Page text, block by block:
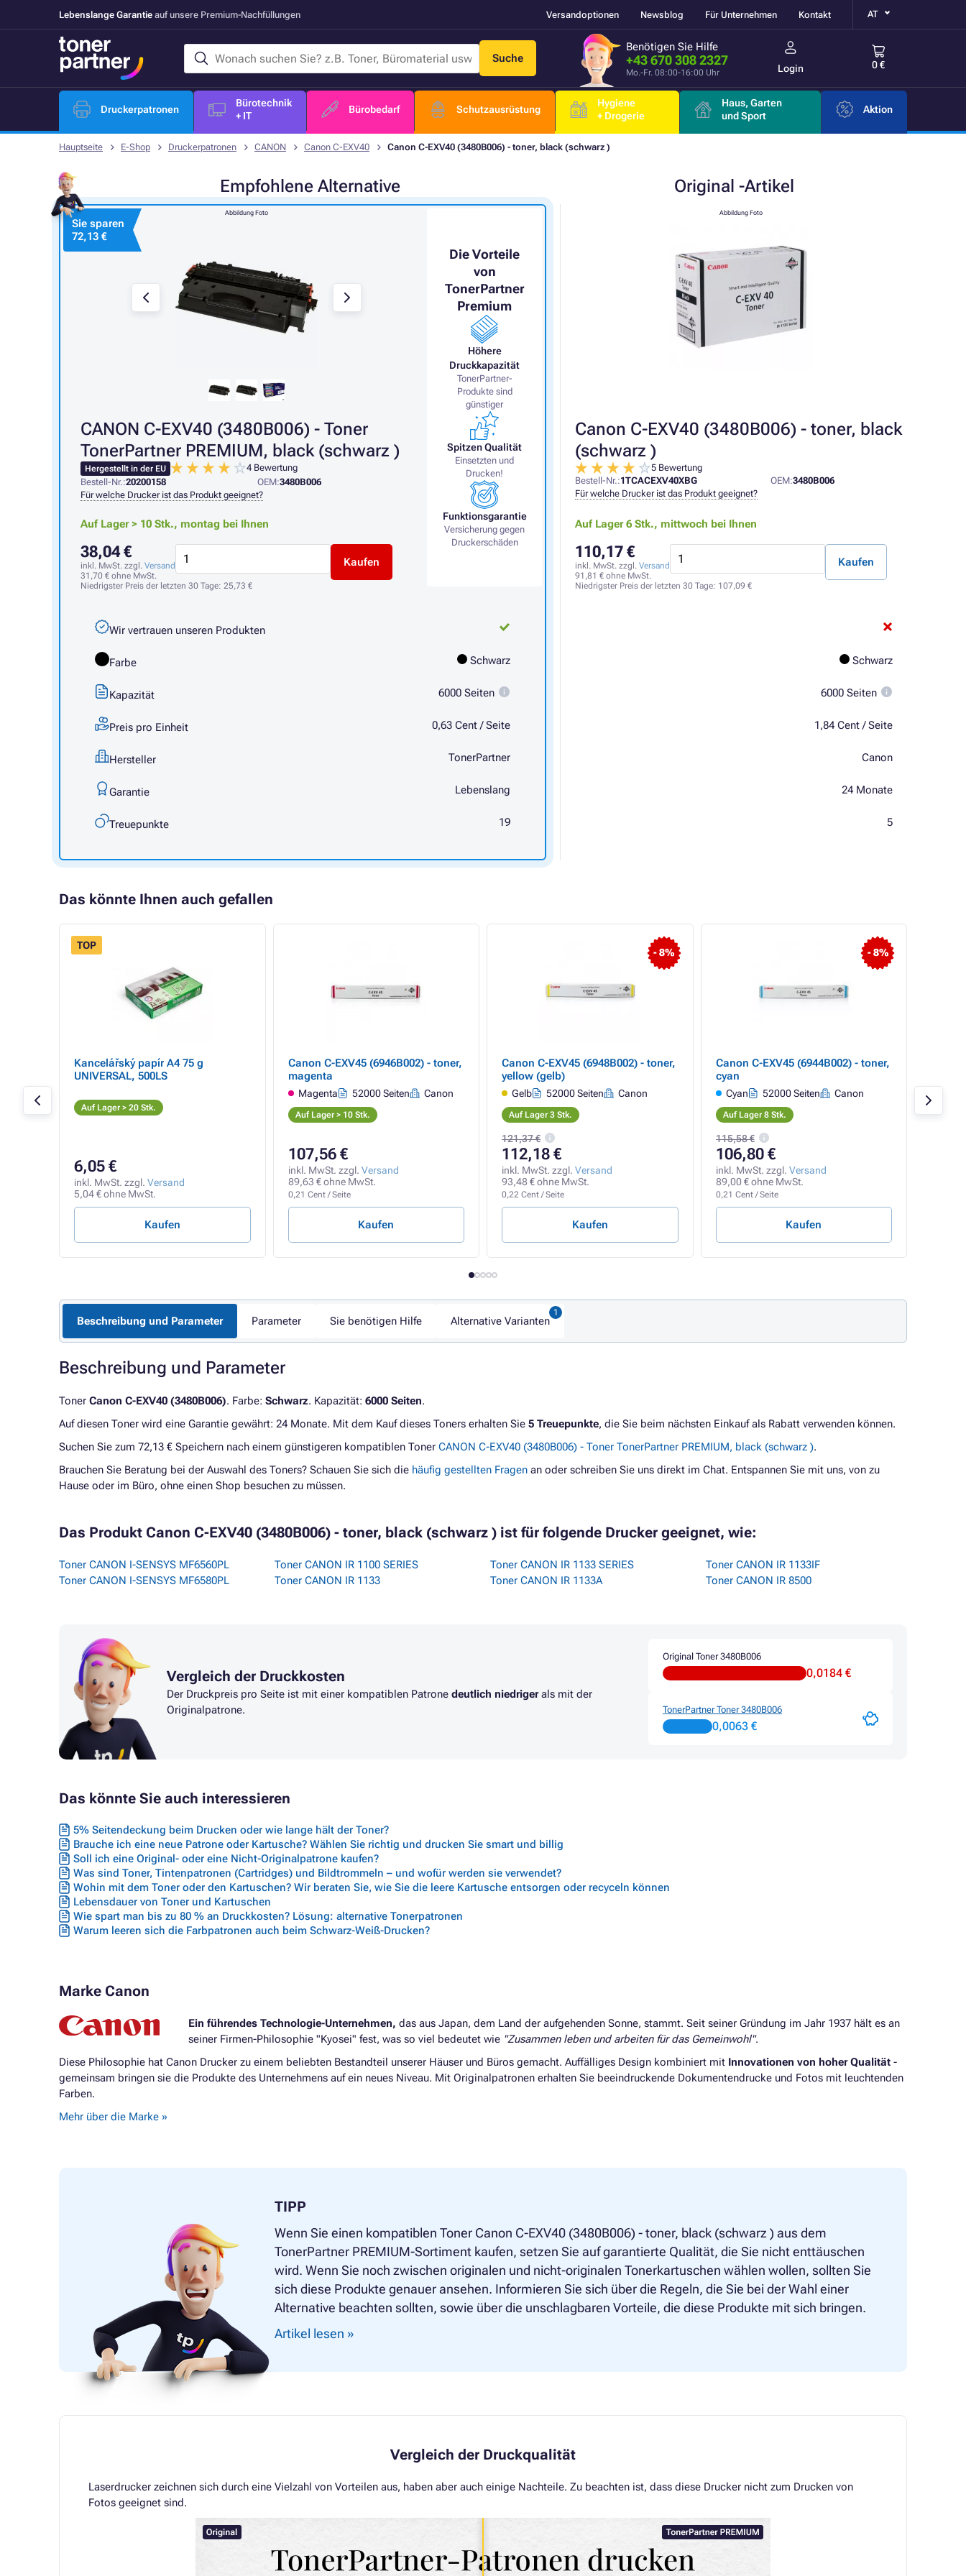
Lebenslange Garantie auf unsere Premium-Nachfüllungen Versandoptionen Newsblog Für Unternehmen Kontakt AT
Suche
Benötigen Sie Hilfe
+43 670 308 2327
Mo.-Fr. 08:00-16:00 Uhr Login 0 €
Druckerpatronen
Bürotechnik
+ IT
Bürobedarf Schutzausrüstung
Hygiene
+ Drogerie
Haus, Garten
und Sport
Aktion
Hauptseite E-Shop Druckerpatronen CANON Canon C-EXV40 Canon C-EXV40 (3480B006) - toner, black (schwarz )
Empfohlene Alternative Original -Artikel
Abbildung Foto
Canon C-EXV40 (3480B006) - toner, black
(schwarz )
5 Bewertung
Bestell-Nr.:1TCACEXV40XBG OEM:3480B006
Für welche Drucker ist das Produkt geeignet?
Auf Lager 6 Stk., mittwoch bei Ihnen
110,17 €
inkl. MwSt. zzgl. Versand
91,81 € ohne MwSt.
Kaufen
Niedrigster Preis der letzten 30 Tage: 107,09 €
Schwarz
6000 Seiten
1,84 Cent / Seite
Canon
24 Monate
5
Die Vorteile
von
TonerPartner
Premium
Höhere
Druckkapazität
TonerPartner-
Produkte sind
günstiger
Spitzen Qualität
Einsetzten und
Drucken!
Funktionsgarantie
Versicherung gegen
Druckerschäden
Abbildung Foto
Sie sparen
72,13 €
CANON C-EXV40 (3480B006) - Toner
TonerPartner PREMIUM, black (schwarz )
Hergestellt in der EU
4 Bewertung
Bestell-Nr.:20200158 OEM:3480B006
Für welche Drucker ist das Produkt geeignet?
Auf Lager > 10 Stk., montag bei Ihnen
38,04 €
inkl. MwSt. zzgl. Versand
31,70 € ohne MwSt.
Kaufen
Niedrigster Preis der letzten 30 Tage: 25,73 €
Wir vertrauen unseren Produkten
Farbe Schwarz
Kapazität 6000 Seiten
Preis pro Einheit 0,63 Cent / Seite
Hersteller TonerPartner
Garantie Lebenslang
Treuepunkte 19
Das könnte Ihnen auch gefallen
TOP
Kancelářský papír A4 75 g
UNIVERSAL, 500LS
Auf Lager > 20 Stk.
6,05 €
inkl. MwSt. zzgl. Versand
5,04 € ohne MwSt.
Kaufen
Canon C-EXV45 (6946B002) - toner,
magenta
Magenta 52000 Seiten Canon
Auf Lager > 10 Stk.
107,56 €
inkl. MwSt. zzgl. Versand
89,63 € ohne MwSt.
0,21 Cent / Seite
Kaufen
- 8%
Canon C-EXV45 (6948B002) - toner,
yellow (gelb)
Gelb 52000 Seiten Canon
Auf Lager 3 Stk.
121,37 €
112,18 €
inkl. MwSt. zzgl. Versand
93,48 € ohne MwSt.
0,22 Cent / Seite
Kaufen
- 8%
Canon C-EXV45 (6944B002) - toner,
cyan
Cyan 52000 Seiten Canon
Auf Lager 8 Stk.
115,58 €
106,80 €
inkl. MwSt. zzgl. Versand
89,00 € ohne MwSt.
0,21 Cent / Seite
Kaufen
Auf
Beschreibung und Parameter Parameter Sie benötigen Hilfe Alternative Varianten
Beschreibung und Parameter
Toner Canon C-EXV40 (3480B006). Farbe: Schwarz. Kapazität: 6000 Seiten.
Auf diesen Toner wird eine Garantie gewährt: 24 Monate. Mit dem Kauf dieses Toners erhalten Sie 5 Treuepunkte, die Sie beim nächsten Einkauf als Rabatt verwenden können.
Suchen Sie zum 72,13 € Speichern nach einem günstigeren kompatiblen Toner CANON C-EXV40 (3480B006) - Toner TonerPartner PREMIUM, black (schwarz ).
Brauchen Sie Beratung bei der Auswahl des Toners? Schauen Sie sich die häufig gestellten Fragen an oder schreiben Sie uns direkt im Chat. Entspannen Sie mit uns, von zu
Hause oder im Büro, ohne einen Shop besuchen zu müssen.
Das Produkt Canon C-EXV40 (3480B006) - toner, black (schwarz ) ist für folgende Drucker geeignet, wie:
Toner CANON I-SENSYS MF6560PL
Toner CANON I-SENSYS MF6580PL
Toner CANON IR 1100 SERIES
Toner CANON IR 1133
Toner CANON IR 1133 SERIES
Toner CANON IR 1133A
Toner CANON IR 1133IF
Toner CANON IR 8500
Vergleich der Druckkosten
Der Druckpreis pro Seite ist mit einer kompatiblen Patrone deutlich niedrigerals mit der
Originalpatrone.
Original Toner 3480B006
0,0184 €
TonerPartner Toner 3480B006
0,0063 €
Das könnte Sie auch interessieren
5% Seitendeckung beim Drucken oder wie lange hält der Toner?
Brauche ich eine neue Patrone oder Kartusche? Wählen Sie richtig und drucken Sie smart und billig
Soll ich eine Original- oder eine Nicht-Originalpatrone kaufen?
Was sind Toner, Tintenpatronen (Cartridges) und Bildtrommeln – und wofür werden sie verwendet?
Wohin mit dem Toner oder den Kartuschen? Wir beraten Sie, wie Sie die leere Kartusche entsorgen oder recyceln können
Lebensdauer von Toner und Kartuschen
Wie spart man bis zu 80 % an Druckkosten? Lösung: alternative Tonerpatronen
Warum leeren sich die Farbpatronen auch beim Schwarz-Weiß-Drucken?
Marke Canon
Ein führendes Technologie-Unternehmen, das aus Japan, dem Land der aufgehenden Sonne, stammt. Seit seiner Gründung im Jahr 1937 hält es an
seiner Firmen-Philosophie "Kyosei" fest, was so viel bedeutet wie "Zusammen leben und arbeiten für das Gemeinwohl".
Diese Philosophie hat Canon Drucker zu einem beliebten Bestandteil unserer Häuser und Büros gemacht. Auffälliges Design kombiniert mit Innovationen von hoher Qualität -
gemeinsam bringen sie die Produkte des Unternehmens auf ein neues Niveau. Mit Originalpatronen erhalten Sie beeindruckende Dokumentendrucke und Fotos mit leuchtenden
Farben.
Mehr über die Marke »
TIPP
Wenn Sie einen kompatiblen Toner Canon C-EXV40 (3480B006) - toner, black (schwarz ) aus dem
TonerPartner PREMIUM-Sortiment kaufen, setzen Sie auf garantierte Qualität, die Sie nicht enttäuschen
wird. Wenn Sie noch zwischen originalen und nicht-originalen Tonerkartuschen wählen wollen, sollten Sie
sich diese Produkte genauer ansehen. Informieren Sie sich über die Regeln, die Sie bei der Wahl einer
Alternative beachten sollten, sowie über die unschlagbaren Vorteile, die diese Produkte mit sich bringen.
Artikel lesen »
Vergleich der Druckqualität
Laserdrucker zeichnen sich durch eine Vielzahl von Vorteilen aus, haben aber auch einige Nachteile. Zu beachten ist, dass diese Drucker nicht zum Drucken von
Fotos geeignet sind.